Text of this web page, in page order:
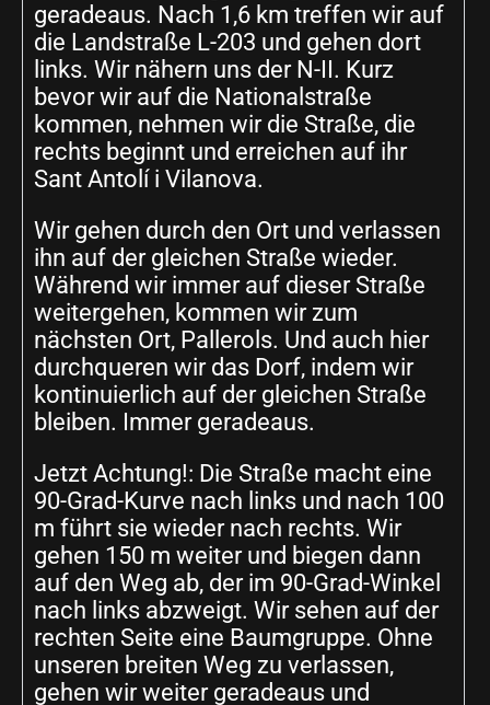
geradeaus. Nach 1,6 km treffen wir auf
die Landstraße L-203 und gehen dort
links. Wir nähern uns der N-II. Kurz
bevor wir auf die Nationalstraße
kommen, nehmen wir die Straße, die
rechts beginnt und erreichen auf ihr
Sant Antolí i Vilanova.
Wir gehen durch den Ort und verlassen
ihn auf der gleichen Straße wieder.
Während wir immer auf dieser Straße
weitergehen, kommen wir zum
nächsten Ort, Pallerols. Und auch hier
durchqueren wir das Dorf, indem wir
kontinuierlich auf der gleichen Straße
bleiben. Immer geradeaus.
Jetzt Achtung!: Die Straße macht eine
90-Grad-Kurve nach links und nach 100
m führt sie wieder nach rechts. Wir
gehen 150 m weiter und biegen dann
auf den Weg ab, der im 90-Grad-Winkel
nach links abzweigt. Wir sehen auf der
rechten Seite eine Baumgruppe. Ohne
unseren breiten Weg zu verlassen,
gehen wir weiter geradeaus und